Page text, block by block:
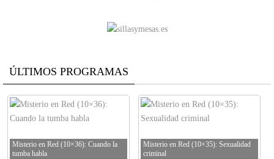
ÚLTIMOS PROGRAMAS
Misterio en Red (10×36): Cuando la
tumba habla
Misterio en Red (10×35): Sexualidad
criminal